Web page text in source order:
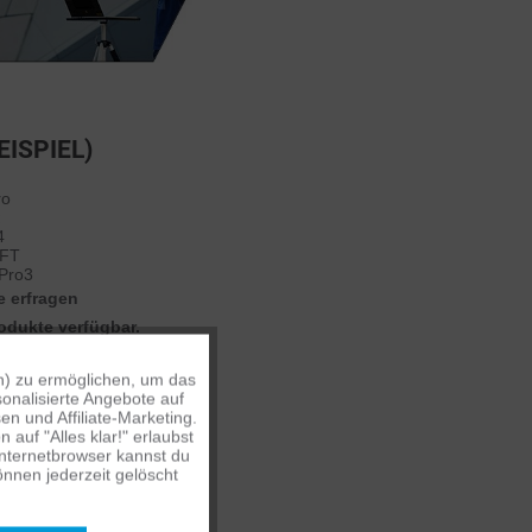
erfragen
verfügbar.
Aktiv
Inaktiv
Inaktiv
zu ermöglichen, um das
Angebote auf
und Affiliate-Marketing.
auf "Alles klar!" erlaubst
kannst du
jederzeit gelöscht